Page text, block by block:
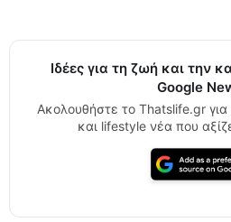
Ιδέες για τη ζωή και την
Google
Ακολουθήστε το Thatslife.gr
και lifestyle νέα που